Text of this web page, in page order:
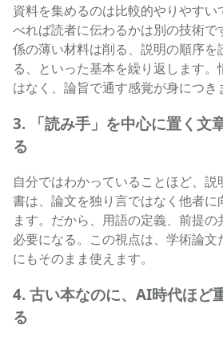
資料を集めるのは比較的やりやす
べれば読者に伝わるかは別の技術で
係の薄い材料は削る、説明の順序
る、といった基本を繰り返します
はなく、論旨で通す感覚が身につき
3. 「読み手」を中心に置く文
る
自分ではわかっていることほど、
書は、論文を独り言ではなく他者に
ます。だから、用語の定義、前提
必要になる。この視点は、学術論
にもそのまま使えます。
4. 古い本なのに、AI時代ほど
る